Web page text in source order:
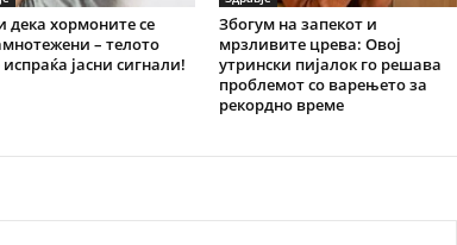
дека хормоните се
– телото
испраќа јасни сигнали!
Збогум на запекот и
мрзливите црева: Овој
утрински пијалок го решава
проблемот со варењето за
рекордно време